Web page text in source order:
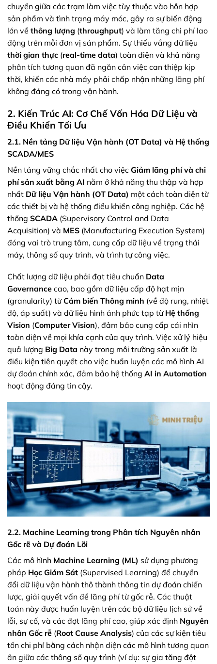
chuyển giữa các trạm làm việc tùy thuộc vào hỗn hợp
sản phẩm và tình trạng máy móc, gây ra sự biến động
lớn về thông lượng (throughput) và làm tăng chi phí lao
động trên mỗi đơn vị sản phẩm. Sự thiếu vắng dữ liệu
thời gian thực (real-time data) toàn diện và khả năng
phân tích tương quan đã ngăn cản việc can thiệp kịp
thời, khiến các nhà máy phải chấp nhận những lãng phí
không đáng có trong vận hành.
2. Kiến Trúc AI: Cơ Chế Vốn Hóa Dữ Liệu và
Điều Khiển Tối Ưu
2.1. Nền tảng Dữ liệu Vận hành (OT Data) và Hệ thống
SCADA/MES
Nền tảng vững chắc nhất cho việc Giảm lãng phí và chi
phí sản xuất bằng AI nằm ở khả năng thu thập và hợp
nhất Dữ liệu Vận hành (OT Data) một cách toàn diện từ
các thiết bị và hệ thống điều khiển công nghiệp. Các hệ
thống SCADA (Supervisory Control and Data
Acquisition) và MES (Manufacturing Execution System)
đóng vai trò trung tâm, cung cấp dữ liệu về trạng thái
máy, thông số quy trình, và trình tự công việc.
Chất lượng dữ liệu phải đạt tiêu chuẩn Data
Governance cao, bao gồm dữ liệu cấp độ hạt mịn
(granularity) từCảm biến Thông minh (về độ rung, nhiệt
độ, áp suất) và dữ liệu hình ảnh phức tạp từ Hệ thống
Vision (Computer Vision), đảm bảo cung cấp cái nhìn
toàn diện về mọi khía cạnh của quy trình. Việc xử lý hiệu
quả lượng Big Data này trong môi trường sản xuất là
điều kiện tiên quyết cho việc huấn luyện các mô hình AI
dự đoán chính xác, đảm bảo hệ thống AI in Automation
hoạt động đáng tin cậy.
2.2. Machine Learning trong Phân tích Nguyên nhân
Gốc rễ và Dự đoán Lỗi
Các mô hình Machine Learning (ML) sử dụng phương
pháp Học Giám Sát (Supervised Learning) để chuyển
đổi dữ liệu vận hành thô thành thông tin dự đoán chiến
lược, giải quyết vấn đề lãng phí từ gốc rễ. Các thuật
toán này được huấn luyện trên các bộ dữ liệu lịch sử về
lỗi, sự cố, và các đợt lãng phí cao, giúp xác định Nguyên
nhân Gốc rễ (Root Cause Analysis) của các sự kiện tiêu
tốn chi phí bằng cách nhận diện các mô hình tương quan
ẩn giữa các thông số quy trình (ví dụ: sự gia tăng đột